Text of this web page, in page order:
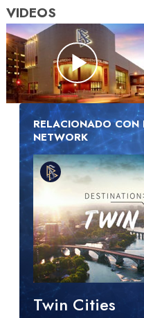
VIDEOS
RELACIONADO CON
NETWORK
Twin Cities